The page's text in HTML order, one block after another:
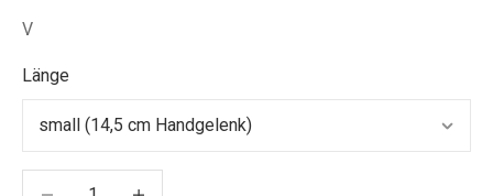
V
Länge
Anzahl verringern